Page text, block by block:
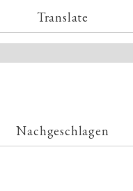
Translate
Nachgeschlagen